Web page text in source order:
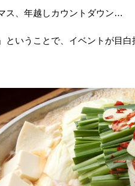
ス、年越しカウントダウン…
ということで、イベントが目